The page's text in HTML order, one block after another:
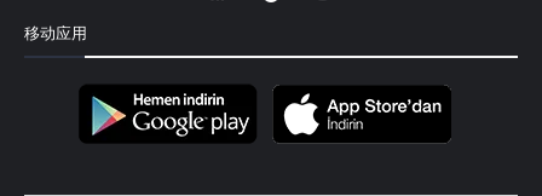
移动应用